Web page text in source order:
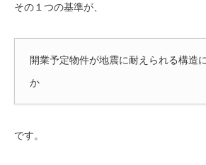
その１つの基準が、
開業予定物件が地震に耐えられる構造
か
です。